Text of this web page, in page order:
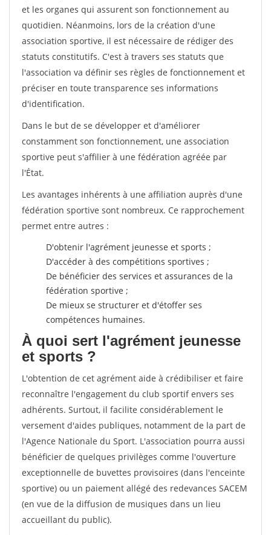
et les organes qui assurent son fonctionnement au
quotidien. Néanmoins, lors de la création d'une
association sportive, il est nécessaire de rédiger des
statuts constitutifs. C'est à travers ses statuts que
l'association va définir ses règles de fonctionnement et
préciser en toute transparence ses informations
d'identification.
Dans le but de se développer et d'améliorer
constamment son fonctionnement, une association
sportive peut s'affilier à une fédération agréée par
l'État.
Les avantages inhérents à une affiliation auprès d'une
fédération sportive sont nombreux. Ce rapprochement
permet entre autres :
D'obtenir l'agrément jeunesse et sports ;
D'accéder à des compétitions sportives ;
De bénéficier des services et assurances de la
fédération sportive ;
De mieux se structurer et d'étoffer ses
compétences humaines.
À quoi sert l'agrément jeunesse
et sports ?
L'obtention de cet agrément aide à crédibiliser et faire
reconnaître l'engagement du club sportif envers ses
adhérents. Surtout, il facilite considérablement le
versement d'aides publiques, notamment de la part de
l'Agence Nationale du Sport. L'association pourra aussi
bénéficier de quelques privilèges comme l'ouverture
exceptionnelle de buvettes provisoires (dans l'enceinte
sportive) ou un paiement allégé des redevances SACEM
(en vue de la diffusion de musiques dans un lieu
accueillant du public).